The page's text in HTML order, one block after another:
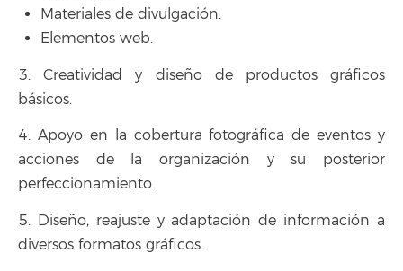
Materiales de divulgación.
Elementos web.
3. Creatividad y diseño de productos gráficos
básicos.
4. Apoyo en la cobertura fotográfica de eventos y
acciones de la organización y su posterior
perfeccionamiento.
5. Diseño, reajuste y adaptación de información a
diversos formatos gráficos.